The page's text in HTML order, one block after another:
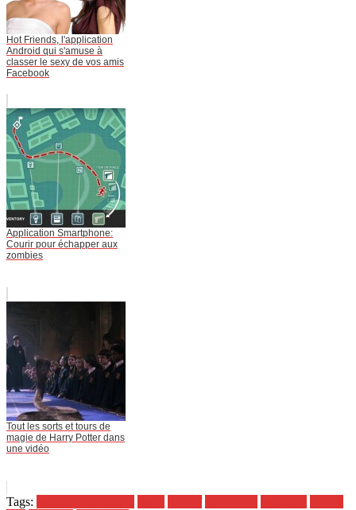
Hot Friends, l'application
Android qui s'amuse à
classer le sexy de vos amis
Facebook
Application Smartphone:
Courir pour échapper aux
zombies
Tout les sorts et tours de
magie de Harry Potter dans
une vidéo
Tags: